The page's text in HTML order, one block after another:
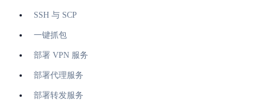
SSH 与 SCP
一键抓包
部署 VPN 服务
部署代理服务
部署转发服务